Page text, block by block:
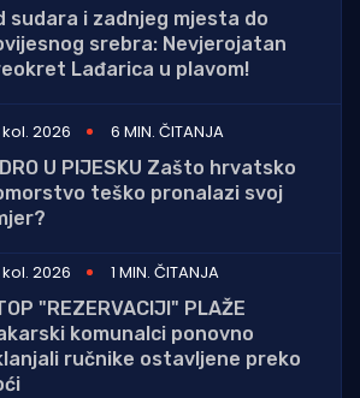
sudara i zadnjeg mjesta do
srebra: Nevjerojatan
Lađarica u plavom!
2026
6 MIN. ČITANJA
U PIJESKU Zašto hrvatsko
teško pronalazi svoj
2026
1 MIN. ČITANJA
"REZERVACIJI" PLAŽE
komunalci ponovno
ručnike ostavljene preko